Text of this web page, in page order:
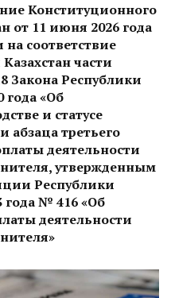
Конституционного
от 11 июня 2026 года
соответствие
части
Закона Республики
года «Об
и статусе
абзаца третьего
деятельности
утвержденным
Республики
года № 416 «Об
деятельности